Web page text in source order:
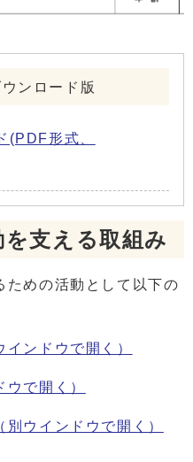
ンロード版
(PDF形式、
支える取組み
ための活動として以下の
インドウで開く）
ウで開く）
（別ウインドウで開く）